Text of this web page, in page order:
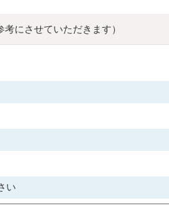
にさせていただきます）
い